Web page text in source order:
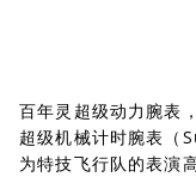
百年灵超级动力腕表
超级机械计时腕表
为特技飞行队的表演